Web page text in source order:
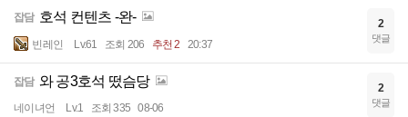
잡담 호석 컨텐츠 -완-
빈레인 Lv.61 조회 206 추천 2 20:37
2
댓글
잡담 와 공3호석 떴슴당
네이녀언 Lv.1 조회 335 08-06
2
댓글